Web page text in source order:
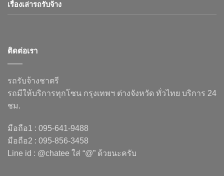
เรื่องเล่ารถรับจ้าง
ติดต่อเรา
รถรับจ้างชาตรี
รถมีให้บริการทุกโซน กรุงเทพฯ ต่างจังหวัด ทั่วไทย บริการ 24
ชม.
มือถือ1 : 095-641-9488
มือถือ2 : 095-856-3458
Line id : @chatee ใส่ “@” ด้วยนะครับ